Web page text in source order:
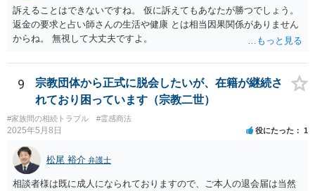
訴えることはできないですね。 仮に訴えてもあなたが勝つでしょう。
返金の要求と占い師さんの生活や健康 とは相当因果関係がありません
からね。 無視して大丈夫ですよ。
9
宗教団体から正式に脱会したいが、在籍が継続さ
れており困っています（宗教二世）
#家族間の相続トラブル #霊感商法
2025年5月8日 役にたった 1
松尾 裕介 弁護士
相談者様は既に成人になられておりますので、ご本人の退会届は当然